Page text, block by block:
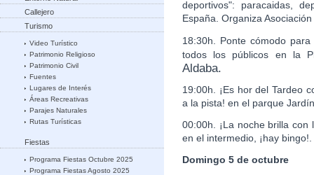
Callejero
Turismo
Video Turístico
Patrimonio Religioso
Patrimonio Civil
Fuentes
Lugares de Interés
Áreas Recreativas
Parajes Naturales
Rutas Turísticas
Fiestas
Programa Fiestas Octubre 2025
Programa Fiestas Agosto 2025
deportivos": paracaidas,
España. Organiza
18:30h. Ponte cómodo
todos los públicos en la
Aldaba.
19:00h. ¡Es hor del Tardeo
a la pista! en el parque
00:00h. ¡La noche brilla
en el intermedio, ¡hay bingo!.
Domingo 5 de octubre